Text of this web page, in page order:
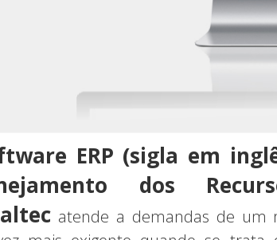
ERP (sigla em
dos
atende a demandas de um